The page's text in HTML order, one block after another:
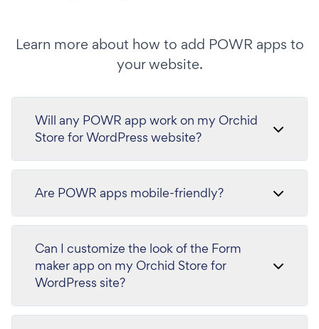
Learn more about how to add POWR apps to
your website.
Will any POWR app work on my Orchid
Store for WordPress website?
Are POWR apps mobile-friendly?
Can I customize the look of the Form
maker app on my Orchid Store for
WordPress site?